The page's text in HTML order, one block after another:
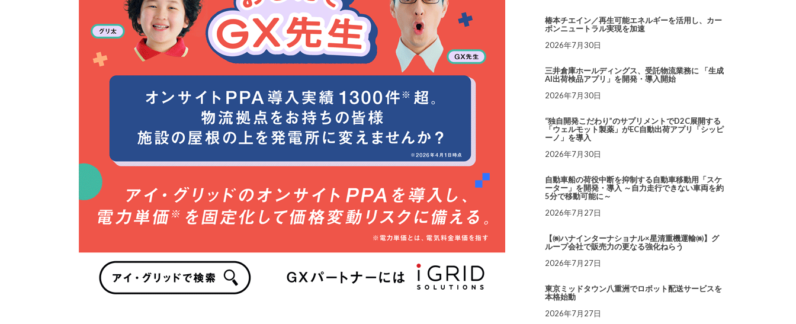
椿本チエイン／再生可能エネルギーを活用し、カー
ボンニュートラル実現を加速
2026年7月30日
三井倉庫ホールディングス、受託物流業務に 「生成
AI出荷検品アプリ」を開発・導入開始
2026年7月30日
“独自開発こだわり”のサプリメントでD2C展開する
「ウェルモット製薬」がEC自動出荷アプリ「シッピ
ーノ」を導入
2026年7月30日
自動車船の荷役中断を抑制する自動車移動用「スケ
ーター」を開発・導入 ～自力走行できない車両を約
5分で移動可能に～
2026年7月27日
【㈱ハナインターナショナル×星清重機運輸㈱】グ
ループ会社で販売力の更なる強化ねらう
2026年7月27日
東京ミッドタウン八重洲でロボット配送サービスを
本格始動
2026年7月27日